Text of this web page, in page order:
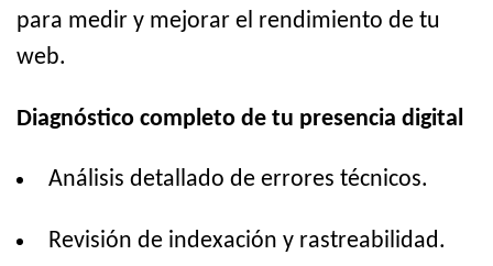
para medir y mejorar el rendimiento de tu
web.
Diagnóstico completo de tu presencia digital
Análisis detallado de errores técnicos.
Revisión de indexación y rastreabilidad.